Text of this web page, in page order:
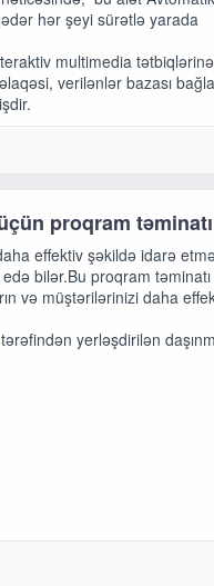
hər şeyi sürətlə yarada
multimedia tətbiqlərinə
verilənlər bazası
proqram təminatı
effektiv şəkildə idarə
bilər.Bu proqram təminatı
və müştərilərinizi daha
yerləşdirilən